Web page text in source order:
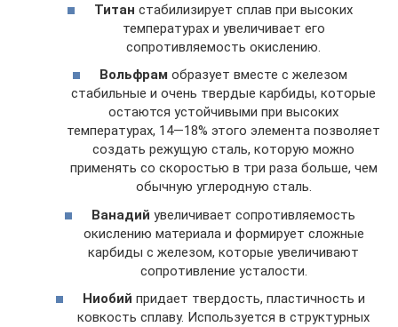
Титан стабилизирует сплав при высоких
температурах и увеличивает его
сопротивляемость окислению.
Вольфрам образует вместе с железом
стабильные и очень твердые карбиды, которые
остаются устойчивыми при высоких
температурах, 14—18% этого элемента позволяет
создать режущую сталь, которую можно
применять со скоростью в три раза больше, чем
обычную углеродную сталь.
Ванадий увеличивает сопротивляемость
окислению материала и формирует сложные
карбиды с железом, которые увеличивают
сопротивление усталости.
Ниобий придает твердость, пластичность и
ковкость сплаву. Используется в структурных